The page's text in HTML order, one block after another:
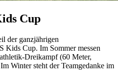
Cup
der ganzjährigen
Kids Cup. Im Sommer messen
Dreikampf (60 Meter,
Winter steht der Teamgedanke im